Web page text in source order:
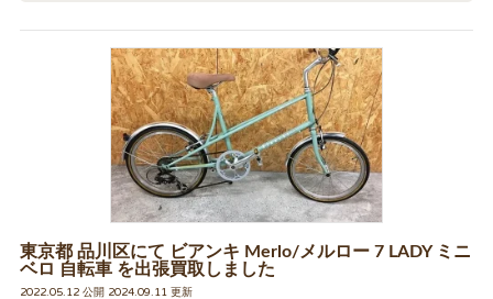
東京都 品川区にて ビアンキ Merlo/メルロー 7 LADY ミニ
ベロ 自転車 を出張買取しました
2022.05.12 公開 2024.09.11 更新